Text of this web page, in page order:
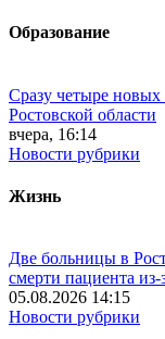
Образование
Сразу четыре новых
Ростовской области
вчера, 16:14
Новости рубрики
Жизнь
Две больницы в
смерти пациента
05.08.2026 14:15
Новости рубрики